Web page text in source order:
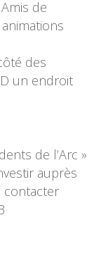
de
des
un endroit
de l’Arc »
auprès
contacter